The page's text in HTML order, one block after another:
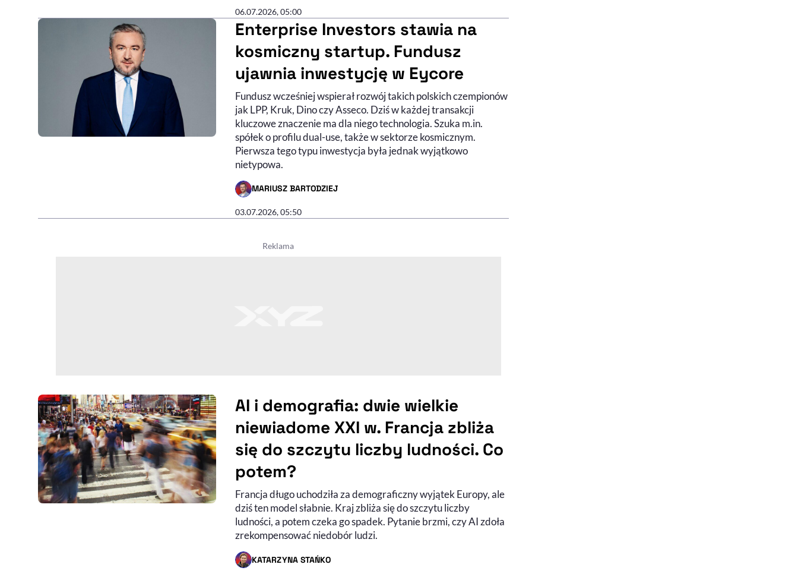
06.07.2026, 05:00
Enterprise Investors stawia na
kosmiczny startup. Fundusz
ujawnia inwestycję w Eycore
Fundusz wcześniej wspierał rozwój takich polskich czempionów
jak LPP, Kruk, Dino czy Asseco. Dziś w każdej transakcji
kluczowe znaczenie ma dla niego technologia. Szuka m.in.
spółek o profilu dual-use, także w sektorze kosmicznym.
Pierwsza tego typu inwestycja była jednak wyjątkowo
nietypowa.
MARIUSZ BARTODZIEJ
- AUTOR ARTYKUŁU - PROFIL
03.07.2026, 05:50
AI i demografia: dwie wielkie
niewiadome XXI w. Francja zbliża
się do szczytu liczby ludności. Co
potem?
Francja długo uchodziła za demograficzny wyjątek Europy, ale
dziś ten model słabnie. Kraj zbliża się do szczytu liczby
ludności, a potem czeka go spadek. Pytanie brzmi, czy AI zdoła
zrekompensować niedobór ludzi.
KATARZYNA STAŃKO
- AUTOR ARTYKUŁU - PROFIL